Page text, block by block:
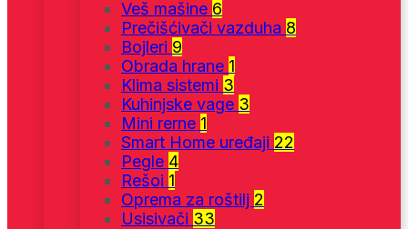
Veš mašine 6
Prečišćivači vazduha 8
Bojleri 9
Obrada hrane 1
Klima sistemi 3
Kuhinjske vage 3
Mini rerne 1
Smart Home uređaji 22
Pegle 4
Rešoi 1
Oprema za roštilj 2
Usisivači 33